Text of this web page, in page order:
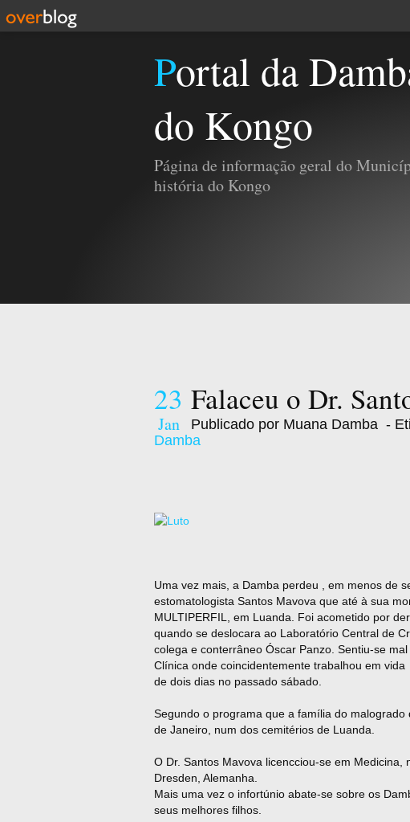
Portal da Damba e da História
do Kongo
Página de informação geral do
história do Kongo
23
Jan
Falaceu o Dr.
Publicado por Muana Damba -
Damba
Uma vez mais, a Damba perdeu , em menos de
estomatologista Santos Mavova que até à sua
MULTIPERFIL, em Luanda. Foi acometido por
quando se deslocara ao Laboratório Central de
colega e conterrâneo Óscar Panzo. Sentiu-se
Clínica onde coincidentemente trabalhou em
de dois dias no passado sábado.
Segundo o programa que a família do
de Janeiro, num dos cemitérios de Luanda.
O Dr. Santos Mavova licencciou-se em Medicina,
Dresden, Alemanha.
Mais uma vez o infortúnio abate-se sobre os
seus melhores filhos.